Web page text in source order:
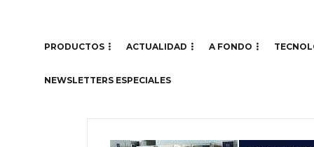
PRODUCTOS ACTUALIDAD A FONDO
NEWSLETTERS ESPECIALES